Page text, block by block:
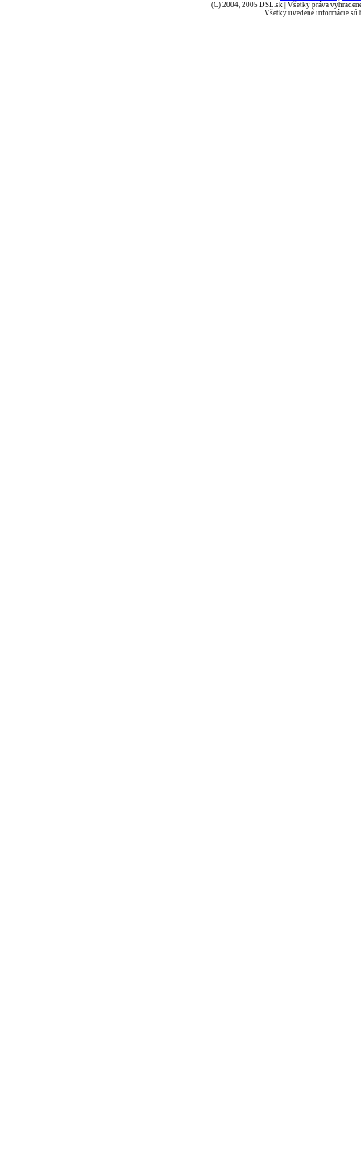
(C) 2004, 2005 DSL.sk | Všetky práva
Všetky uvedené informácie sú